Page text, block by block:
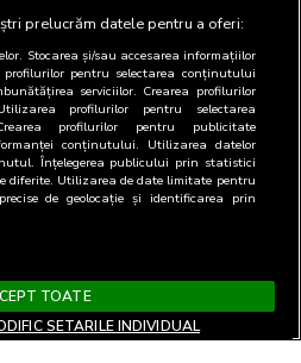
prelucrăm datele pentru a oferi:
Stocarea și/sau accesarea informațiilor
pentru selectarea conținutului
serviciilor. Crearea profilurilor
profilurilor pentru selectarea
profilurilor pentru publicitate
conținutului. Utilizarea datelor
Înțelegerea publicului prin statistici
diferite. Utilizarea de date limitate pentru
de geolocație și identificarea prin
TOATE
SETARILE INDIVIDUAL